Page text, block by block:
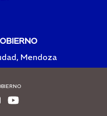
Mendoza